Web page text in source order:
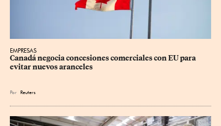
EMPRESAS
Canadá negocia concesiones comerciales con EU para
evitar nuevos aranceles
Por Reuters